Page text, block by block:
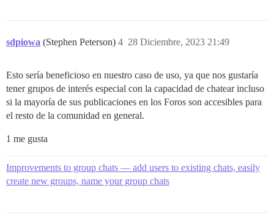
sdpiowa (Stephen Peterson) 28 Diciembre, 2023 21:49
4
Esto sería beneficioso en nuestro caso de uso, ya que nos gustaría
tener grupos de interés especial con la capacidad de chatear incluso
si la mayoría de sus publicaciones en los Foros son accesibles para
el resto de la comunidad en general.
1 me gusta
Improvements to group chats — add users to existing chats, easily
create new groups, name your group chats